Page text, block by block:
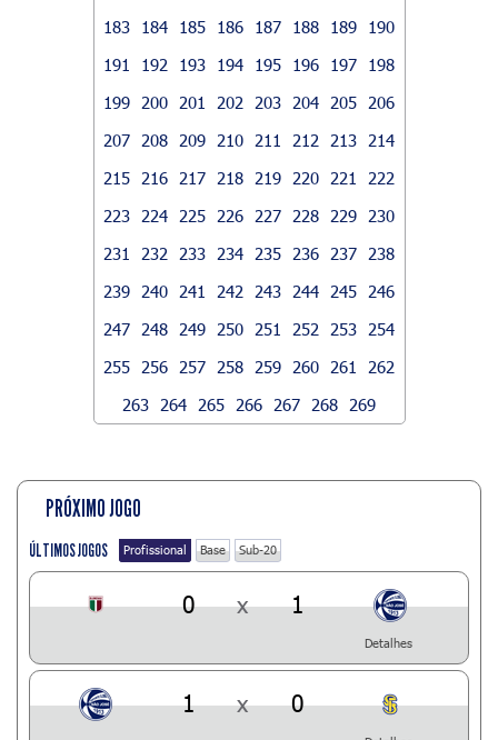
183
184 185 186 187 188 189
190
191
192 193 194 195 196 197
198
199
200 201 202 203 204 205
206
207
208 209 210 211 212 213
214
215
216 217 218 219 220 221
222
223
224 225 226 227 228 229
230
231
232 233 234 235 236 237
238
239
240 241 242 243 244 245
246
247
248 249 250 251 252 253
254
255
256 257 258 259 260 261
262
263
264 265 266 267 268 269
PRÓXIMO JOGO
ÚLTIMOS JOGOS Profissional Base Sub-20
0 x 1
Detalhes
1 x 0